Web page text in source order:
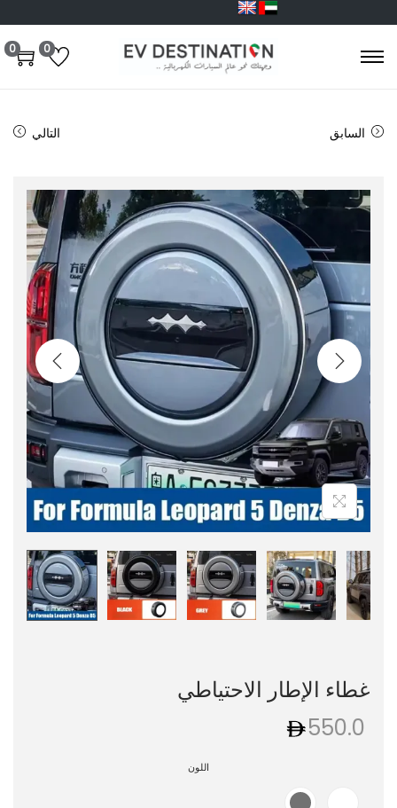
0
0
السابق التالي
غطاء الإطار الاحتياطي
550.0
اللون